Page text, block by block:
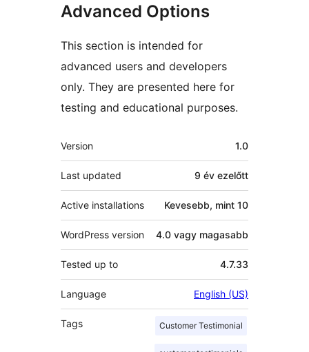
Advanced Options
This section is intended for
advanced users and developers
only. They are presented here for
testing and educational purposes.
Meta
Version 1.0
Last updated 9 év ezelőtt
Active installations Kevesebb, mint 10
WordPress version 4.0 vagy magasabb
Tested up to 4.7.33
Language English (US)
Tags Customer Testimonial